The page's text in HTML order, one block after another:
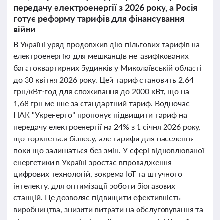
передачу електроенергії з 2026 року, а Росія
готує реформу тарифів для фінансування
війни
В Україні уряд продовжив дію пільгових тарифів на
електроенергію для мешканців негазифікованих
багатоквартирних будинків у Миколаївській області
до 30 квітня 2026 року. Цей тариф становить 2,64
грн/кВт·год для споживання до 2000 кВт, що на
1,68 грн менше за стандартний тариф. Водночас
НАК "Укренерго" пропонує підвищити тариф на
передачу електроенергії на 24% з 1 січня 2026 року,
що торкнеться бізнесу, але тарифи для населення
поки що залишаться без змін. У сфері відновлюваної
енергетики в Україні зростає впровадження
цифрових технологій, зокрема IoT та штучного
інтелекту, для оптимізації роботи біогазових
станцій. Це дозволяє підвищити ефективність
виробництва, знизити витрати на обслуговування та